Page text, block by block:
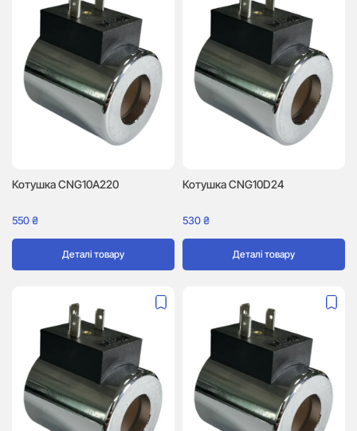
Котушка CNG10A220
550₴
Деталі товару
Котушка CNG10D24
530₴
Деталі товару